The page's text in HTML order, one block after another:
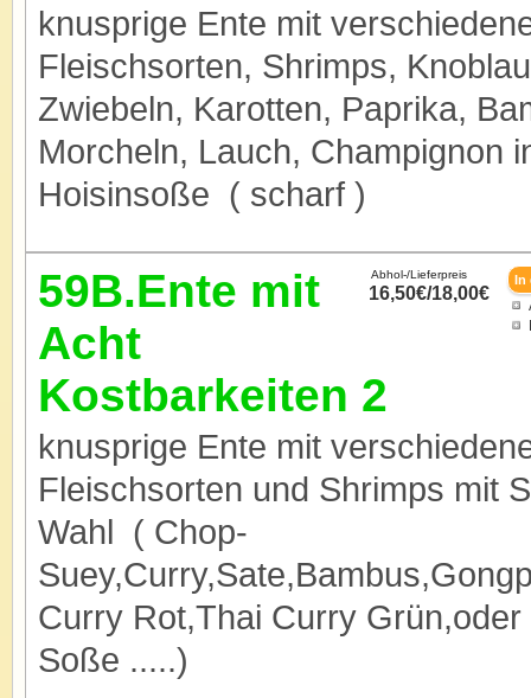
knusprige Ente mit
Fleischsorten, Shrimps,
Zwiebeln, Karotten, Paprika,
Morcheln, Lauch, Champignon
Hoisinsoße ( scharf )
Abhol-/Lieferpreis
16,50€/18,00€
59B.Ente mit
Acht
Kostbarkeiten 2
knusprige Ente mit
Fleischsorten und Shrimps mit
Wahl ( Chop-
Curry Rot,Thai Curry Grün,oder
Soße .....)